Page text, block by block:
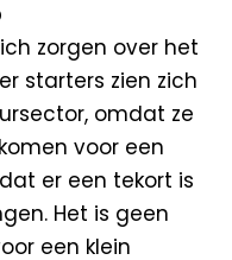
zorgen over het
starters zien zich
omdat ze
voor een
er een tekort is
Het is geen
een klein